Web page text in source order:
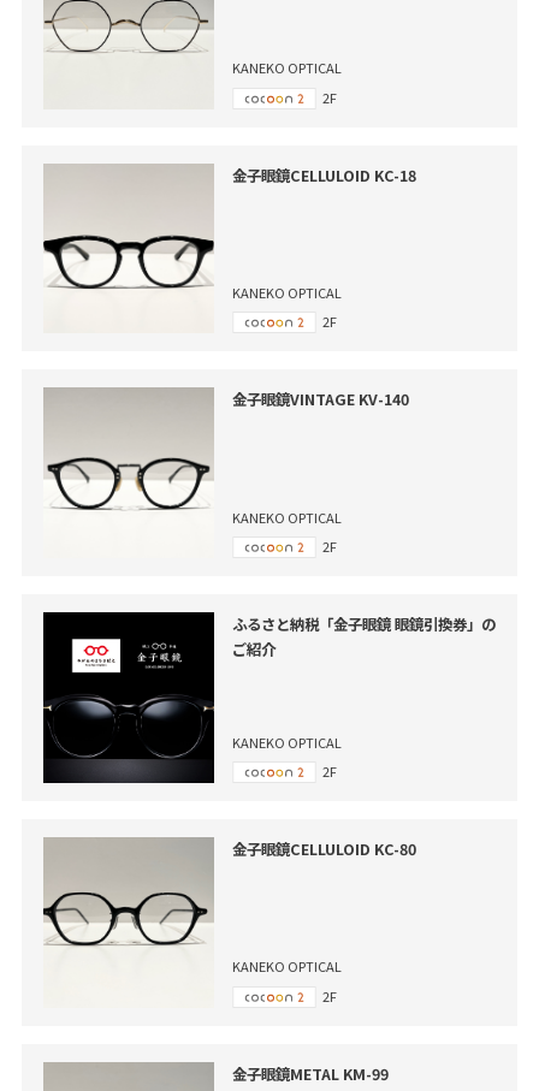
KANEKO OPTICAL
2F
金子眼鏡CELLULOID KC-18
KANEKO OPTICAL
2F
金子眼鏡VINTAGE KV-140
KANEKO OPTICAL
2F
ふるさと納税「金子眼鏡 眼鏡引換券」の
ご紹介
KANEKO OPTICAL
2F
金子眼鏡CELLULOID KC-80
KANEKO OPTICAL
2F
金子眼鏡METAL KM-99